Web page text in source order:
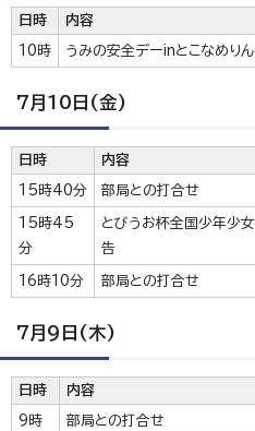
日時 内容
10時 うみの安全デーinとこなめり
7月10日(金)
日時 内容
15時40分 部局との打合せ
15時45
分
とびうお杯全国少年少
告
16時10分 部局との打合せ
7月9日(木)
日時 内容
9時 部局との打合せ